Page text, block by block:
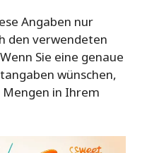
Angaben nur
den verwendeten
Sie eine genaue
wünschen,
in Ihrem